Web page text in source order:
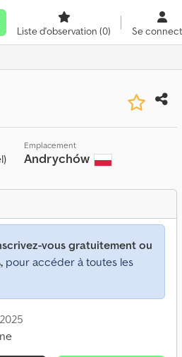
Liste d'observation (0) Se
Emplacement
Andrychów
vous gratuitement ou
pour accéder à toutes les